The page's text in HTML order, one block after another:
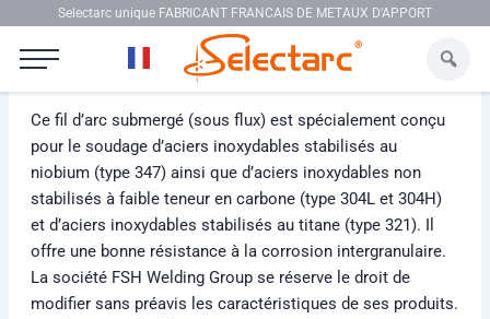
Aller au contenuSelectarc unique FABRICANT FRANCAIS DE METAUX D'APPORT
Ce fil d’arc submergé (sous flux) est spécialement conçu
pour le soudage d’aciers inoxydables stabilisés au
niobium (type 347) ainsi que d’aciers inoxydables non
stabilisés à faible teneur en carbone (type 304L et 304H)
et d’aciers inoxydables stabilisés au titane (type 321). Il
offre une bonne résistance à la corrosion intergranulaire.
La société FSH Welding Group se réserve le droit de
modifier sans préavis les caractéristiques de ses produits.